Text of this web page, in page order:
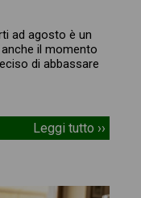
ad agosto è un
il momento
di abbassare
Leggi tutto ››